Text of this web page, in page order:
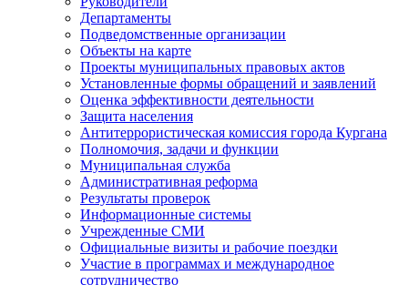
Департаменты
Подведомственные организации
Объекты на карте
Проекты муниципальных правовых актов
Установленные формы обращений и заявлений
Оценка эффективности деятельности
Защита населения
Антитеррористическая комиссия города Кургана
Полномочия, задачи и функции
Муниципальная служба
Административная реформа
Результаты проверок
Информационные системы
Учрежденные СМИ
Официальные визиты и рабочие поездки
Участие в программах и международное
сотрудничество